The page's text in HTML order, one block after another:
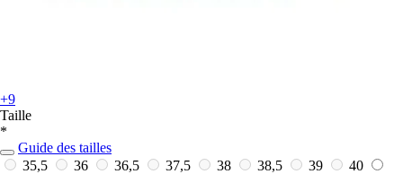
+9
Taille
*
Guide des tailles
35,5
36 36,5 37,5 38 38,5 39
40